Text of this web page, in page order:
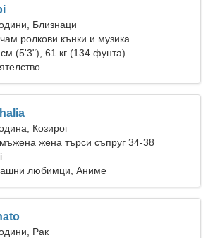
Близнаци
ролкови кънки и музика
(5'3"), 61 кг (134 фунта)
Козирог
жена търси съпруг 34-38
любимци, Аниме
Рак